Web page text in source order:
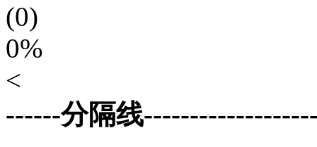
(0)
0%
<
------分隔线